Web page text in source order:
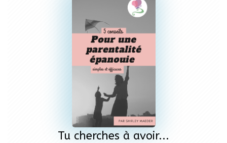
Tu cherches à avoir...